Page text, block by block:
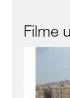
Ägypten
Palästina
Filme